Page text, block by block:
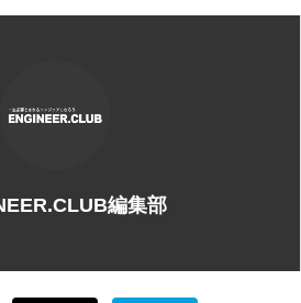
編集部